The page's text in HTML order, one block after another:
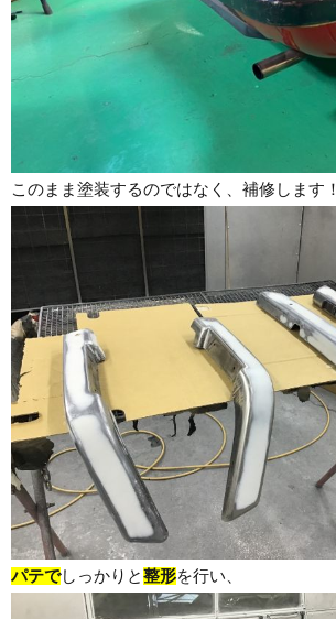
このまま塗装するのではなく、補修します！
パテでしっかりと整形を行い、